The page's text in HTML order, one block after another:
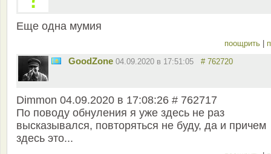
Еще одна мумия
поощрить
GoodZone 04.09.2020 в 17:51:05 # 762720
Dimmon 04.09.2020 в 17:08:26 # 762717
По поводу обнуления я уже здесь не раз
высказывался, повторяться не буду, да и причем
здесь это...